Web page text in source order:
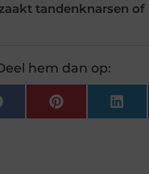
tandenknarsen of
hem dan op:
FacebookPinterest